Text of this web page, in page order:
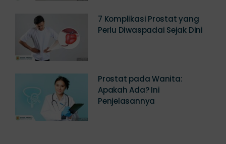
Perlu Diwaspadai Sejak Dini
Apakah Ada? Ini
Penjelasannya